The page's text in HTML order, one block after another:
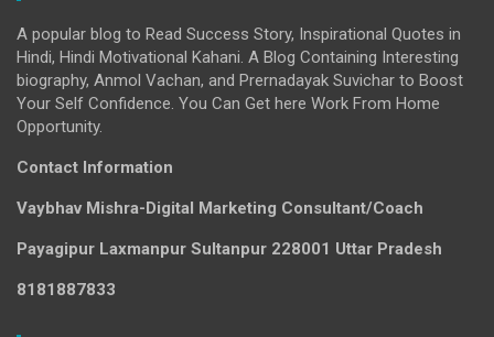
A popular blog to Read Success Story, Inspirational Quotes in
Hindi, Hindi Motivational Kahani. A Blog Containing Interesting
biography, Anmol Vachan, and Prernadayak Suvichar to Boost
Your Self Confidence. You Can Get here Work From Home
Opportunity.
Contact Information
Vaybhav Mishra-Digital Marketing Consultant/Coach
Payagipur Laxmanpur Sultanpur 228001 Uttar Pradesh
8181887833